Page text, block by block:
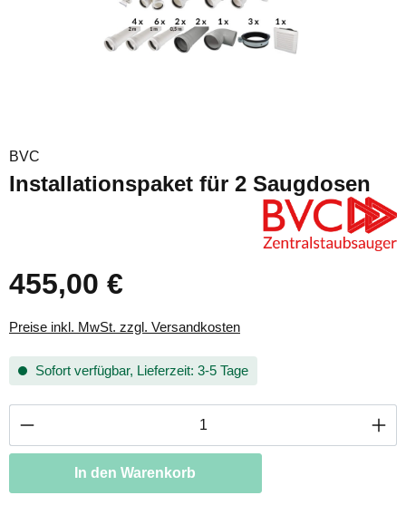
BVC
Installationspaket für 2 Saugdosen
455,00 €
Preise inkl. MwSt. zzgl. Versandkosten
Sofort verfügbar, Lieferzeit: 3-5 Tage
Produkt Anzahl: Gib den gewünschten
In den Warenkorb